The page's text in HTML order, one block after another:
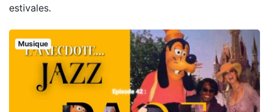
estivales.
Musique